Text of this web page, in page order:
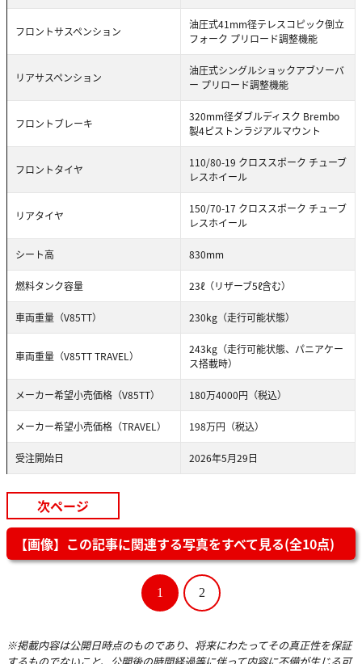
フロントサスペンション
油圧式41mm径テレスコピック倒立
フォーク プリロード調整機能
リアサスペンション
油圧式シングルショックアブソーバ
ー プリロード調整機能
フロントブレーキ
320mm径ダブルディスク Brembo
製4ピストンラジアルマウント
フロントタイヤ
110/80-19 クロススポーク チューブ
レスホイール
リアタイヤ
150/70-17 クロススポーク チューブ
レスホイール
シート高 830mm
燃料タンク容量 23ℓ（リザーブ5ℓ含む）
車両重量（V85TT） 230kg（走行可能状態）
車両重量（V85TT TRAVEL）
243kg（走行可能状態、パニアケー
ス搭載時）
メーカー希望小売価格（V85TT） 180万4000円（税込）
メーカー希望小売価格（TRAVEL） 198万円（税込）
受注開始日 2026年5月29日
次ページ
【画像】この記事に関連する写真をすべて見る(全10点)
1 2
※掲載内容は公開日時点のものであり、将来にわたってその真正性を保証